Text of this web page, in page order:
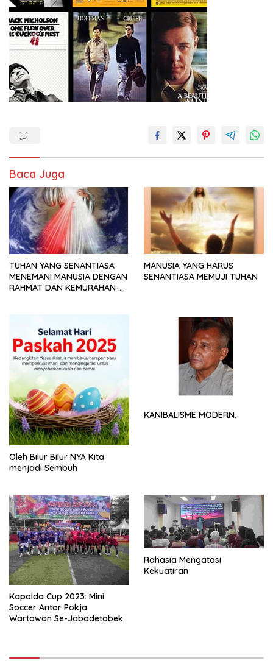
Baca Juga
TUHAN YANG SENANTIASA
MENEMANI MANUSIA DENGAN
RAHMAT DAN KEMURAHAN-
MANUSIA YANG HARUS
SENANTIASA MEMUJI TUHAN
Oleh Bilur Bilur NYA Kita
menjadi Sembuh
KANIBALISME MODERN.
Kapolda Cup 2023: Mini
Soccer Antar Pokja
Wartawan Se-Jabodetabek
Rahasia Mengatasi
Kekuatiran